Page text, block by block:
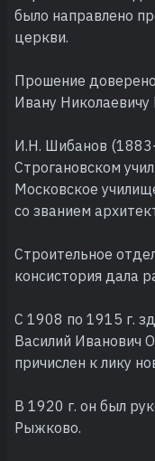
было направлено
церкви.
Прошение
Ивану
И.Н. Шибанов (1883-
Строгановском
Московское
со званием
Строительное
консистория дала
С 1908 по 1915 г.
Василий Иванович
причислен к лику
В 1920 г. он был
Рыжково.